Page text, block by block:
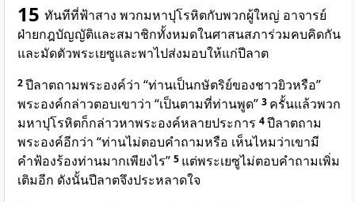
15 ทันทีที่ฟ้าสาง พวกมหาปุโรหิตกับพวกผู้ใหญ่ อาจารย์
ฝ่ายกฎบัญญัติและสมาชิกทั้งหมดในศาสนสภาร่วมคบคิดกัน
และมัดตัวพระเยซูและพาไปส่งมอบให้แก่ปีลาต
2ปีลาตถามพระองค์ว่า “ท่านเป็นกษัตริย์ของชาวยิวหรือ”
พระองค์กล่าวตอบเขาว่า “เป็นตามที่ท่านพูด” 3 ครั้นแล้วพวก
มหาปุโรหิตก็กล่าวหาพระองค์หลายประการ 4ปีลาตถาม
พระองค์อีกว่า “ท่านไม่ตอบคำถามหรือ เห็นไหมว่าเขามี
คำฟ้องร้องท่านมากเพียงไร” 5 แต่พระเยซูไม่ตอบคำถามเพิ่ม
เติมอีก ดังนั้นปีลาตจึงประหลาดใจ